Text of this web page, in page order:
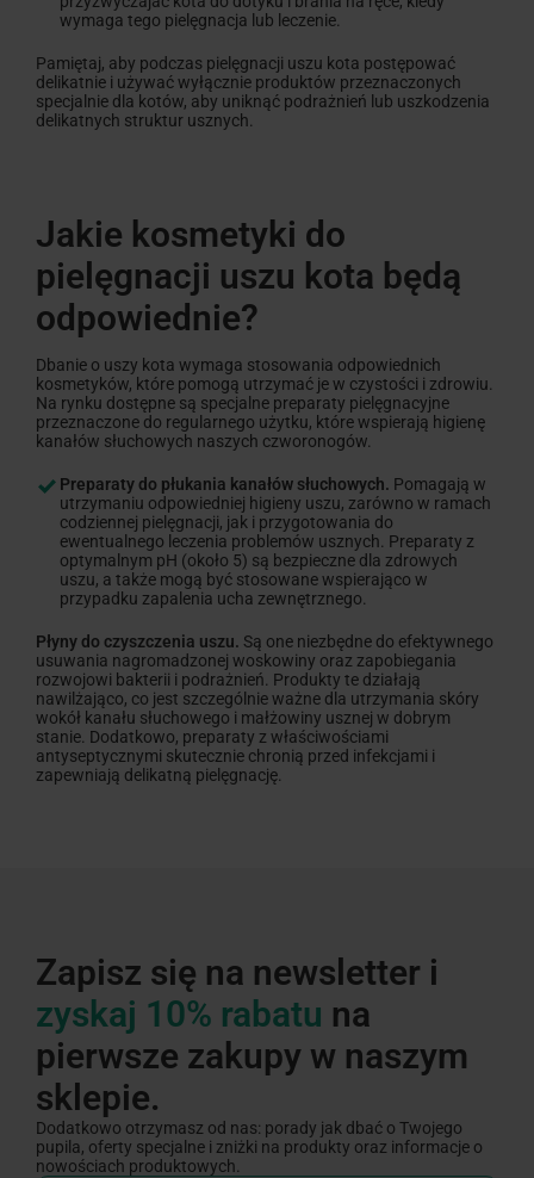
wymaga tego pielęgnacja lub leczenie.
Pamiętaj, aby podczas pielęgnacji uszu kota postępować
delikatnie i używać wyłącznie produktów przeznaczonych
specjalnie dla kotów, aby uniknąć podrażnień lub uszkodzenia
delikatnych struktur usznych.
Jakie kosmetyki do
pielęgnacji uszu kota będą
odpowiednie?
Dbanie o uszy kota wymaga stosowania odpowiednich
kosmetyków, które pomogą utrzymać je w czystości i zdrowiu.
Na rynku dostępne są specjalne preparaty pielęgnacyjne
przeznaczone do regularnego użytku, które wspierają higienę
kanałów słuchowych naszych czworonogów.
Preparaty do płukania kanałów słuchowych. Pomagają w
utrzymaniu odpowiedniej higieny uszu, zarówno w ramach
codziennej pielęgnacji, jak i przygotowania do
ewentualnego leczenia problemów usznych. Preparaty z
optymalnym pH (około 5) są bezpieczne dla zdrowych
uszu, a także mogą być stosowane wspierająco w
przypadku zapalenia ucha zewnętrznego.
Płyny do czyszczenia uszu. Są one niezbędne do efektywnego
usuwania nagromadzonej woskowiny oraz zapobiegania
rozwojowi bakterii i podrażnień. Produkty te działają
nawilżająco, co jest szczególnie ważne dla utrzymania skóry
wokół kanału słuchowego i małżowiny usznej w dobrym
stanie. Dodatkowo, preparaty z właściwościami
antyseptycznymi skutecznie chronią przed infekcjami i
zapewniają delikatną pielęgnację.
Zapisz się na newsletter i
zyskaj 10% rabatu na
pierwsze zakupy w naszym
sklepie.
Dodatkowo otrzymasz od nas: porady jak dbać o Twojego
pupila, oferty specjalne i zniżki na produkty oraz informacje o
nowościach produktowych.